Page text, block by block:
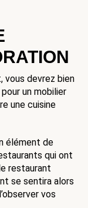
vous devrez bien
un mobilier
une cuisine
élément de
qui ont
se sentira alors
vos